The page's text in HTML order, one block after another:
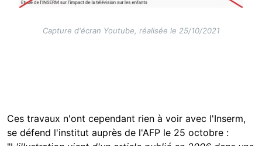
Capture d'écran Youtube, réalisée le 25/10/2021
Ces travaux n'ont cependant rien à voir avec l'Inserm,
se défend l'institut auprès de l'AFP le 25 octobre :